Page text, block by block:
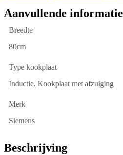
Aanvullende informatie
Breedte
80cm
Type kookplaat
Inductie, Kookplaat met afzuiging
Merk
Siemens
Beschrijving